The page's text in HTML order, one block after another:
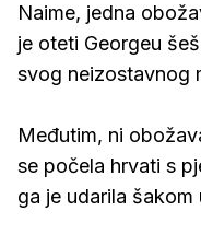
Naime, jedna
je oteti Georgeu
svog neizostavnog
Međutim, ni
se počela hrvati s
ga je udarila šakom